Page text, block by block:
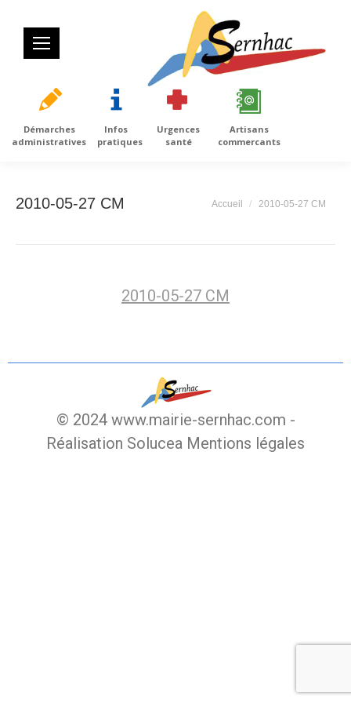
Démarches
administratives
Infos
pratiques
Urgences
santé
Artisans
commercants
2010-05-27 CM Vous êtes ici :
Accueil 2010-05-27 CM
2010-05-27 CM
© 2024 www.mairie-sernhac.com -
Réalisation Solucea Mentions légales